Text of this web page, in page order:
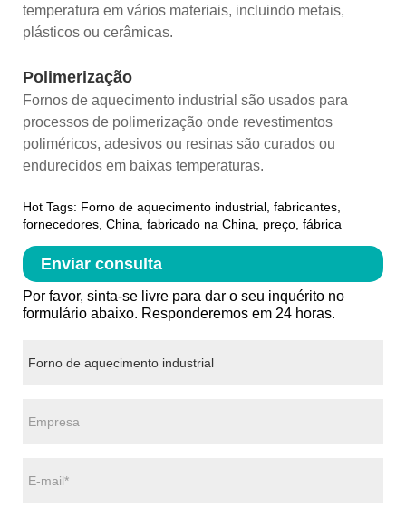
temperatura em vários materiais, incluindo metais,
plásticos ou cerâmicas.
Polimerização
Fornos de aquecimento industrial são usados ​​para
processos de polimerização onde revestimentos
poliméricos, adesivos ou resinas são curados ou
endurecidos em baixas temperaturas.
Hot Tags: Forno de aquecimento industrial, fabricantes,
fornecedores, China, fabricado na China, preço, fábrica
Enviar consulta
Por favor, sinta-se livre para dar o seu inquérito no
formulário abaixo. Responderemos em 24 horas.